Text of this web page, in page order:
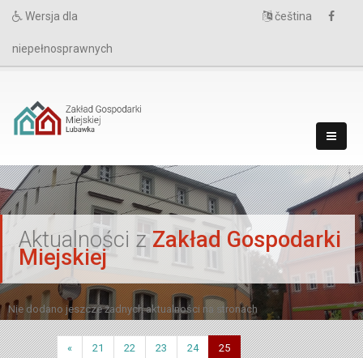
Wersja dla
niepełnosprawnych
čeština
Aktualności zZakład Gospodarki
Miejskiej
Nie dodano jeszcze żadnych aktualności na stronach
« 21 22 23 24
25